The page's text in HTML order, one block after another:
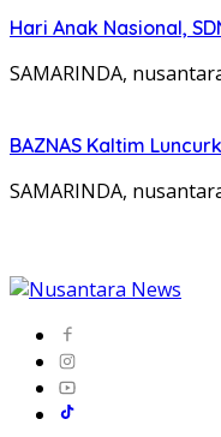
Hari Anak Nasional,
SAMARINDA,
BAZNAS Kaltim
SAMARINDA,